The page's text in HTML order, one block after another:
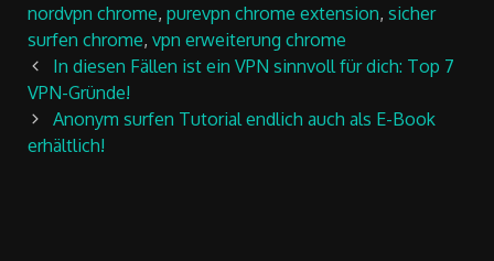
nordvpn chrome, purevpn chrome extension, sicher
surfen chrome, vpn erweiterung chrome
Post
navigation
In diesen Fällen ist ein VPN sinnvoll für dich: Top 7
VPN-Gründe!
Anonym surfen Tutorial endlich auch als E-Book
erhältlich!